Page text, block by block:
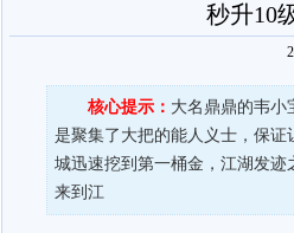
秒升10
核心提示： 大名鼎鼎的韦小
是聚集了大把的能人义士，保
城迅速挖到第一桶金，江湖发
来到江